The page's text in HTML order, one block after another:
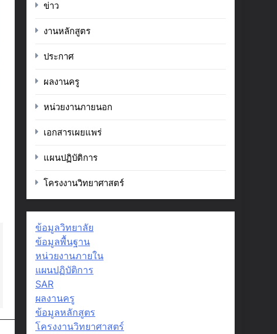
ข่าว
งานหลักสูตร
ประกาศ
ผลงานครู
หน่วยงานภายนอก
เอกสารเผยแพร่
แผนปฏิบัติการ
โครงงานวิทยาศาสตร์
ข้อมูลวิทยาลัย
ข้อมูลพื้นฐาน
หน่วยงานภายใน
แผนปฏิบัติการ
SAR
ผลงานครู
ข้อมูลหลักสูตร
โครงงานวิทยาศาสตร์